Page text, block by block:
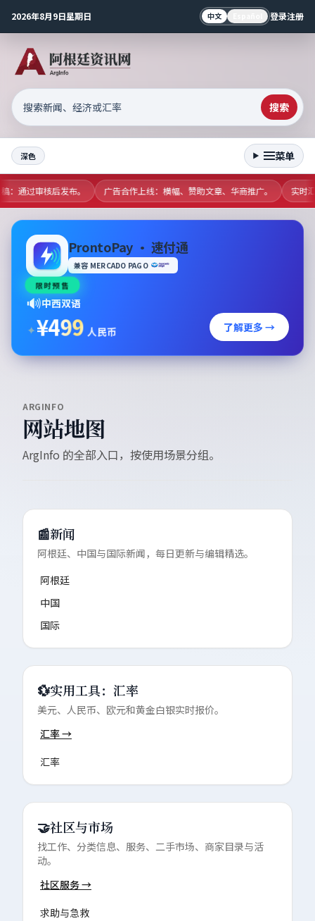
2026年8月9日星期日 中文 登录注册
搜索
深色 菜单
通过审核后发布。 广告合作上线：横幅、赞助文章、华商推广。 实时
ProntoPay · 速付通
兼容 MERCADO PAGO
限时预售
🔊中西双语
✦¥499 人民币 了解更多 →
ARGINFO
网站地图
ArgInfo 的全部入口，按使用场景分组。
📰新闻
阿根廷、中国与国际新闻，每日更新与编辑精选。
阿根廷
中国
国际
💱实用工具：汇率
美元、人民币、欧元和黄金白银实时报价。
汇率→
汇率
🤝社区与市场
找工作、分类信息、服务、二手市场、商家目录与活
动。
社区服务→
求助与急救